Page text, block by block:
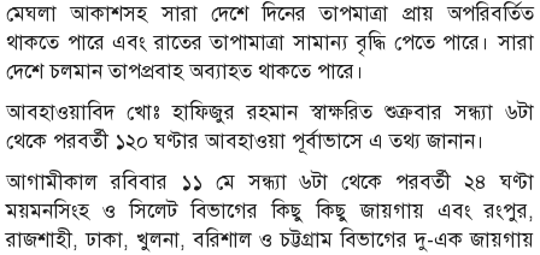
মেঘলা আকাশসহ সারা দেশে দিনের তাপমাত্রা প্রায় অপরিবর্তিত
থাকতে পারে এবং রাতের তাপামাত্রা সামান্য বৃদ্ধি পেতে পারে। সারা
দেশে চলমান তাপপ্রবাহ অব্যাহত থাকতে পারে।
আবহাওয়াবিদ খোঃ হাফিজুর রহমান স্বাক্ষরিত শুক্রবার সন্ধ্যা ৬টা
থেকে পরবর্তী ১২০ ঘণ্টার আবহাওয়া পূর্বাভাসে এ তথ্য জানান।
আগামীকাল রবিবার ১১ মে সন্ধ্যা ৬টা থেকে পরবর্তী ২৪ ঘণ্টা
ময়মনসিংহ ও সিলেট বিভাগের কিছু কিছু জায়গায় এবং রংপুর,
রাজশাহী, ঢাকা, খুলনা, বরিশাল ও চট্টগ্রাম বিভাগের দু-এক জায়গায়